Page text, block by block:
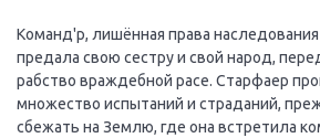
Команд'р, лишённая права наследования
предала свою сестру и свой народ,
рабство враждебной расе. Старфаер
множество испытаний и страданий,
сбежать на Землю, где она встретила